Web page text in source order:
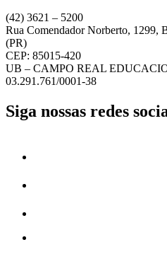
(42) 3621 – 5200
Rua Comendador Norberto, 1299,
(PR)
CEP: 85015-420
UB – CAMPO REAL
03.291.761/0001-38
Siga nossas redes